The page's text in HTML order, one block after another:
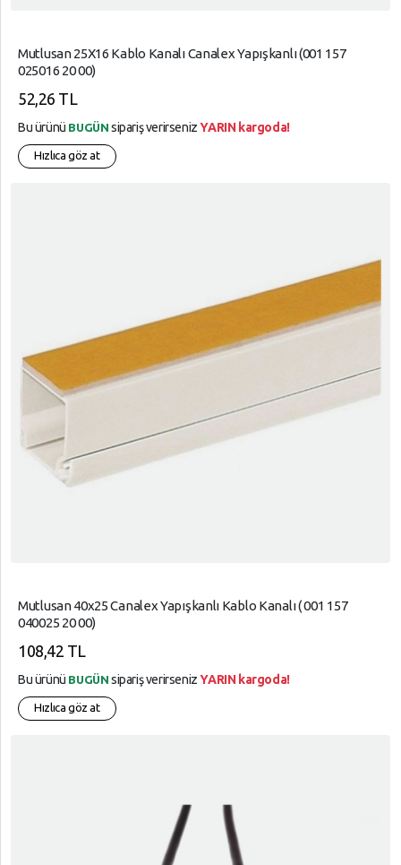
Mutlusan 25X16 Kablo Kanalı Canalex Yapışkanlı (001 157
025016 20 00)
52,26 TL
Bu ürünü BUGÜN sipariş verirsenizYARIN kargoda!
Hızlıca göz at
Mutlusan 40x25 Canalex Yapışkanlı Kablo Kanalı ( 001 157
040025 20 00)
108,42 TL
Bu ürünü BUGÜN sipariş verirsenizYARIN kargoda!
Hızlıca göz at